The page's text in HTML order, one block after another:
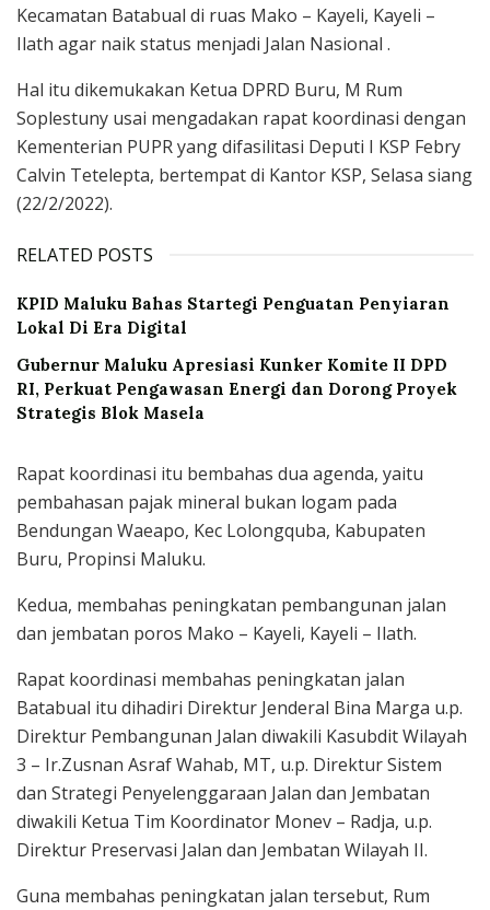
Kecamatan Batabual di ruas Mako – Kayeli, Kayeli –
Ilath agar naik status menjadi Jalan Nasional .
Hal itu dikemukakan Ketua DPRD Buru, M Rum
Soplestuny usai mengadakan rapat koordinasi dengan
Kementerian PUPR yang difasilitasi Deputi I KSP Febry
Calvin Tetelepta, bertempat di Kantor KSP, Selasa siang
(22/2/2022).
RELATED POSTS
KPID Maluku Bahas Startegi Penguatan Penyiaran
Lokal Di Era Digital
Gubernur Maluku Apresiasi Kunker Komite II DPD
RI, Perkuat Pengawasan Energi dan Dorong Proyek
Strategis Blok Masela
Rapat koordinasi itu bembahas dua agenda, yaitu
pembahasan pajak mineral bukan logam pada
Bendungan Waeapo, Kec Lolongquba, Kabupaten
Buru, Propinsi Maluku.
Kedua, membahas peningkatan pembangunan jalan
dan jembatan poros Mako – Kayeli, Kayeli – Ilath.
Rapat koordinasi membahas peningkatan jalan
Batabual itu dihadiri Direktur Jenderal Bina Marga u.p.
Direktur Pembangunan Jalan diwakili Kasubdit Wilayah
3 – Ir.Zusnan Asraf Wahab, MT, u.p. Direktur Sistem
dan Strategi Penyelenggaraan Jalan dan Jembatan
diwakili Ketua Tim Koordinator Monev – Radja, u.p.
Direktur Preservasi Jalan dan Jembatan Wilayah II.
Guna membahas peningkatan jalan tersebut, Rum